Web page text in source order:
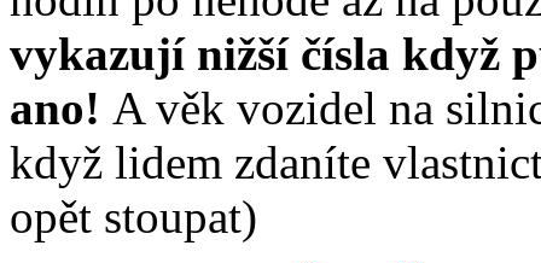
vykazují nižší čísla když
ano! A věk vozidel na
když lidem zdaníte
opět stoupat)